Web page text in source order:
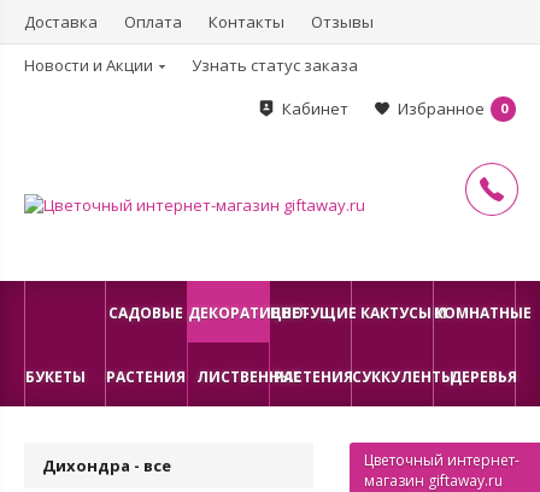
Доставка Оплата Контакты
Отзывы
Новости и Акции
Узнать статус заказа
Избранное
0
Кабинет
БУКЕТЫ
САДОВЫЕ
РАСТЕНИЯ
ДЕКОРАТИВНО-
ЛИСТВЕННЫЕ
ЦВЕТУЩИЕ
РАСТЕНИЯ
КАКТУСЫ И
СУККУЛЕНТЫ
КОМНАТНЫЕ
ДЕРЕВЬЯ
Дихондра - все
Цветочный интернет-
магазин giftaway.ru